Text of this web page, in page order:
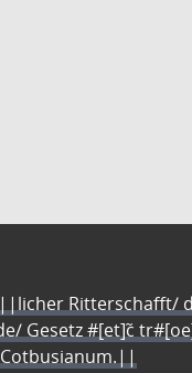
Ritterschafft/
Gesetz #[et]c̃